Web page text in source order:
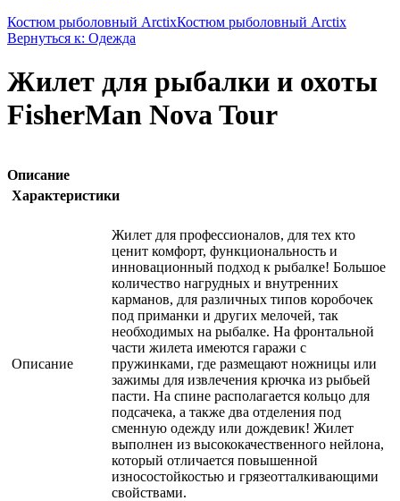
Костюм рыболовный ArctixКостюм рыболовный Arctix
Вернуться к: Одежда
Жилет для рыбалки и охоты
FisherMan Nova Tour
Описание
Характеристики
Описание
Жилет для профессионалов, для тех кто
ценит комфорт, функциональность и
инновационный подход к рыбалке! Большое
количество нагрудных и внутренних
карманов, для различных типов коробочек
под приманки и других мелочей, так
необходимых на рыбалке. На фронтальной
части жилета имеются гаражи с
пружинками, где размещают ножницы или
зажимы для извлечения крючка из рыбьей
пасти. На спине располагается кольцо для
подсачека, а также два отделения под
сменную одежду или дождевик! Жилет
выполнен из высококачественного нейлона,
который отличается повышенной
износостойкостью и грязеотталкивающими
свойствами.